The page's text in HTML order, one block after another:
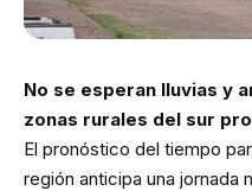
No se esperan lluvias y
zonas rurales del sur
El pronóstico del tiempo
región anticipa una jornada